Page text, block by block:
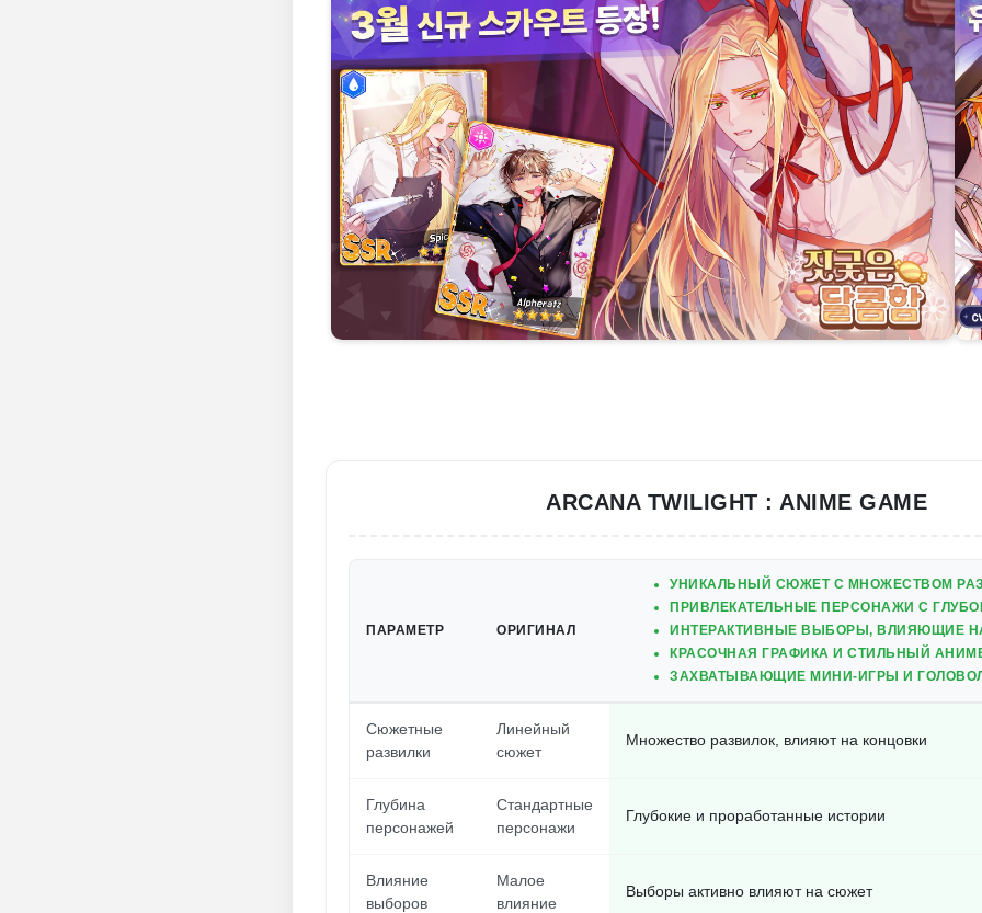
ARCANA TWILIGHT : ANIME GAME
ПАРАМЕТР ОРИГИНАЛ
УНИКАЛЬНЫЙ СЮЖЕТ С МНОЖЕСТВОМ
ПРИВЛЕКАТЕЛЬНЫЕ ПЕРСОНАЖИ С
ИНТЕРАКТИВНЫЕ ВЫБОРЫ, ВЛИЯЮЩИЕ
КРАСОЧНАЯ ГРАФИКА И СТИЛЬНЫЙ
ЗАХВАТЫВАЮЩИЕ МИНИ-ИГРЫ И
Сюжетные
развилки
Линейный
сюжет
Множество развилок, влияют на концовки
Глубина
персонажей
Стандартные
персонажи
Глубокие и проработанные истории
Влияние
выборов
Малое
влияние
Выборы активно влияют на сюжет